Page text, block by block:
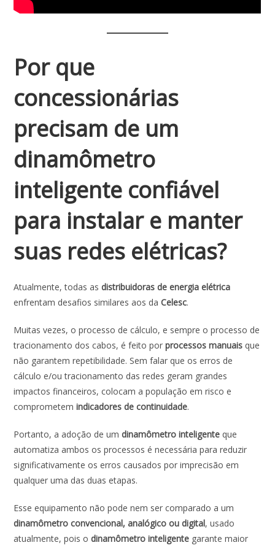
Por que
concessionárias
precisam de um
dinamômetro
inteligente confiável
para instalar e manter
suas redes elétricas?
Atualmente, todas asdistribuidoras de energia elétrica
enfrentam desafios similares aos daCelesc.
Muitas vezes, o processo de cálculo, e sempre o processo de
tracionamento dos cabos, é feito porprocessos manuais que
não garantem repetibilidade. Sem falar que os erros de
cálculo e/ou tracionamento das redes geram grandes
impactos financeiros, colocam a população em risco e
comprometemindicadores de continuidade.
Portanto, a adoção de umdinamômetro inteligente que
automatiza ambos os processos é necessária para reduzir
significativamente os erros causados por imprecisão em
qualquer uma das duas etapas.
Esse equipamento não pode nem ser comparado a um
dinamômetro convencional, analógico ou digital, usado
atualmente, pois odinamômetro inteligente garante maior